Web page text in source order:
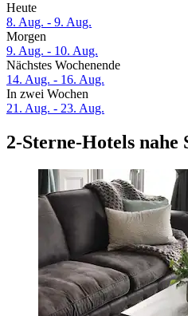
Heute
8. Aug. - 9. Aug.
Morgen
9. Aug. - 10. Aug.
Nächstes Wochenende
14. Aug. - 16. Aug.
In zwei Wochen
21. Aug. - 23. Aug.
2-Sterne-Hotels nahe